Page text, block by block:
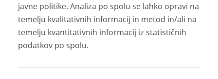
javne politike. Analiza po spolu se lahko opravi na
temelju kvalitativnih informacij in metod in/ali na
temelju kvantitativnih informacij iz statističnih
podatkov po spolu.